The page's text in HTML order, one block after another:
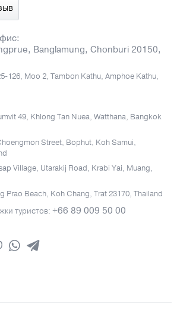
Banglamung, Chonburi 20150,
126, Moo 2, Tambon Kathu, Amphoe Kathu,
49, Khlong Tan Nuea, Watthana, Bangkok
Street, Bophut, Koh Samui,
Village, Utarakij Road, Krabi Yai, Muang,
Prao Beach, Koh Chang, Trat 23170, Thailand
туристов: +66 89 009 50 00